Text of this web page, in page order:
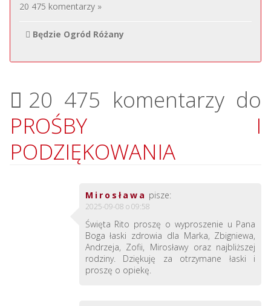
20 475 komentarzy »
Będzie Ogród Różany
20 475 komentarzy do
PROŚBY I
PODZIĘKOWANIA
Mirosława pisze:
2025-09-08 o 09:58
Święta Rito proszę o wyproszenie u Pana
Boga łaski zdrowia dla Marka, Zbigniewa,
Andrzeja, Zofii, Mirosławy oraz najbliższej
rodziny. Dziękuję za otrzymane łaski i
proszę o opiekę.